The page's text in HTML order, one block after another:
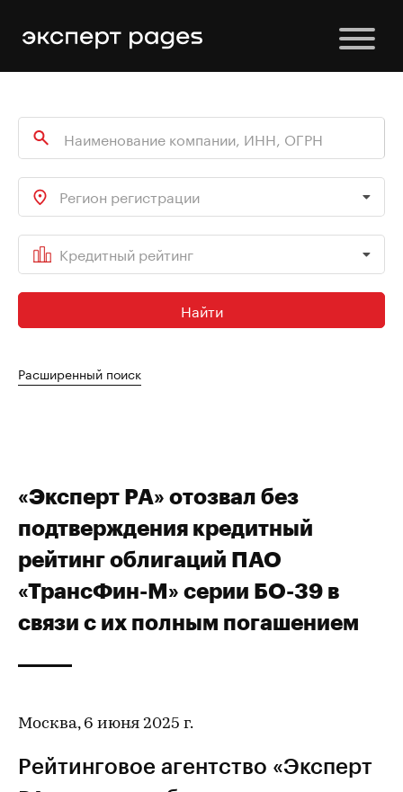
Регион регистрации
Кредитный рейтинг
Найти
Расширенный поиск
«Эксперт РА» отозвал без
подтверждения кредитный
рейтинг облигаций ПАО
«ТрансФин-М» серии БО-39 в
связи с их полным погашением
Москва, 6 июня 2025 г.
Рейтинговое агентство «Эксперт